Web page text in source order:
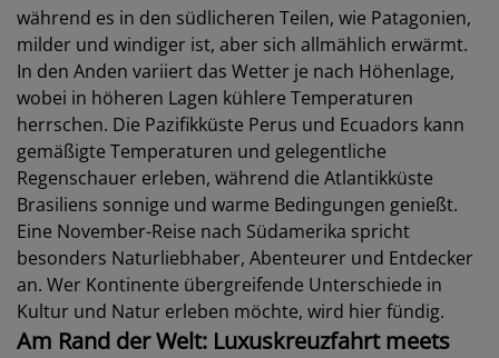
während es in den südlicheren Teilen, wie Patagonien,
milder und windiger ist, aber sich allmählich erwärmt.
In den Anden variiert das Wetter je nach Höhenlage,
wobei in höheren Lagen kühlere Temperaturen
herrschen. Die Pazifikküste Perus und Ecuadors kann
gemäßigte Temperaturen und gelegentliche
Regenschauer erleben, während die Atlantikküste
Brasiliens sonnige und warme Bedingungen genießt.
Eine November-Reise nach Südamerika spricht
besonders Naturliebhaber, Abenteurer und Entdecker
an. Wer Kontinente übergreifende Unterschiede in
Kultur und Natur erleben möchte, wird hier fündig.
Am Rand der Welt: Luxuskreuzfahrt meets